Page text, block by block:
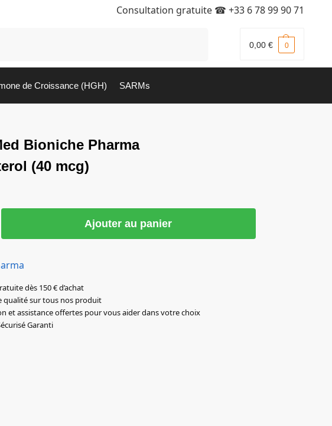
Consultation gratuite ☎ +33 6 78 99 90 71
0,00 € 0
de Croissance (HGH) SARMs
Bioniche Pharma
(40 mcg)
Ajouter au panier
dès 150 € d’achat
qualité sur tous nos produit
et assistance offertes pour vous aider dans votre choix
Garanti